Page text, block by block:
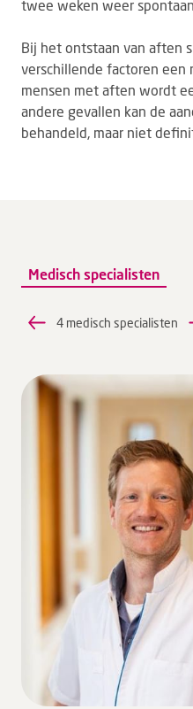
twee weken weer
Bij het ontstaan van aften
verschillende factoren een
mensen met aften wordt
andere gevallen kan de
behandeld, maar niet
Medisch specialisten
4 medisch specialisten